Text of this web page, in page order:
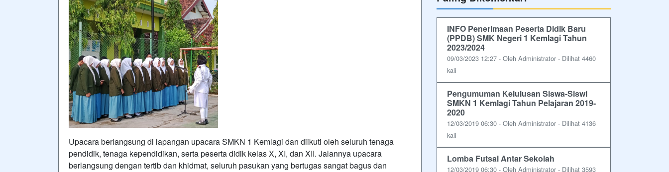
Upacara berlangsung di lapangan upacara SMKN 1 Kemlagi dan diikuti oleh seluruh tenaga
pendidik, tenaga kependidikan, serta peserta didik kelas X, XI, dan XII. Jalannya upacara
berlangsung dengan tertib dan khidmat, seluruh pasukan yang bertugas sangat bagus dan
INFO Penerimaan Peserta Didik Baru
(PPDB) SMK Negeri 1 Kemlagi Tahun
2023/2024
09/03/2023 12:27 - Oleh Administrator - Dilihat 4460
kali
Pengumuman Kelulusan Siswa-Siswi
SMKN 1 Kemlagi Tahun Pelajaran 2019-
2020
12/03/2019 06:30 - Oleh Administrator - Dilihat 4136
kali
Lomba Futsal Antar Sekolah
12/03/2019 06:30 - Oleh Administrator - Dilihat 3593